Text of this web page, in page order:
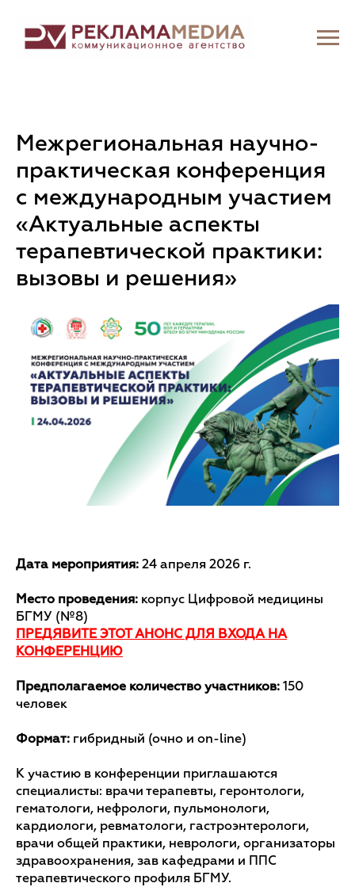
Межрегиональная научно-
практическая конференция
с международным участием
«Актуальные аспекты
терапевтической практики:
вызовы и решения»
Дата мероприятия: 24 апреля 2026 г.
Место проведения: корпус Цифровой медицины
БГМУ (№8)
ПРЕДЯВИТЕ ЭТОТ АНОНС ДЛЯ ВХОДА НА
КОНФЕРЕНЦИЮ
Предполагаемое количество участников: 150
человек
Формат: гибридный (очно и on-line)
К участию в конференции приглашаются
специалисты: врачи терапевты, геронтологи,
гематологи, нефрологи, пульмонологи,
кардиологи, ревматологи, гастроэнтерологи,
врачи общей практики, неврологи, организаторы
здравоохранения, зав кафедрами и ППС
терапевтического профиля БГМУ.